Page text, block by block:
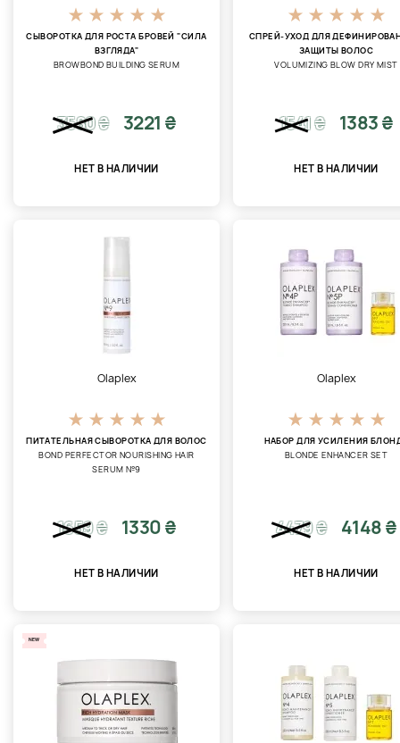
СЫВОРОТКА ДЛЯ РОСТА БРОВЕЙ "СИЛА
ВЗГЛЯДА"
BROWBOND BUILDING SERUM
3580₴ 3221 ₴
НЕТ В НАЛИЧИИ
СПРЕЙ-УХОД ДЛЯ
ЗАЩИТЫ ВОЛОС
VOLUMIZING BLOW DRY MIST
1541₴ 1383 ₴
НЕТ В НАЛИЧИИ
Olaplex
ПИТАТЕЛЬНАЯ СЫВОРОТКА ДЛЯ ВОЛОС
BOND PERFECTOR NOURISHING HAIR
SERUM №9
1659₴ 1330 ₴
НЕТ В НАЛИЧИИ
Olaplex
НАБОР ДЛЯ УСИЛЕНИЯ
BLONDE ENHANCER SET
4479₴ 4148 ₴
НЕТ В НАЛИЧИИ
NEW